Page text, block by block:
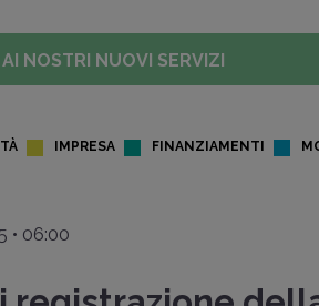
NOSTRI NUOVI SERVIZI
IMPRESA FINANZIAMENTI
06:00